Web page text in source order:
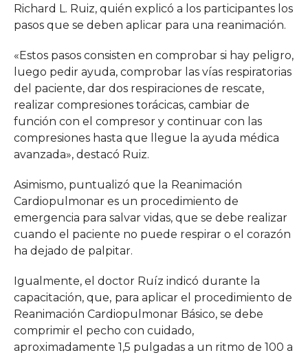
Richard L. Ruiz, quién explicó a los participantes los
pasos que se deben aplicar para una reanimación.
«Estos pasos consisten en comprobar si hay peligro,
luego pedir ayuda, comprobar las vías respiratorias
del paciente, dar dos respiraciones de rescate,
realizar compresiones torácicas, cambiar de
función con el compresor y continuar con las
compresiones hasta que llegue la ayuda médica
avanzada», destacó Ruiz.
Asimismo, puntualizó que la Reanimación
Cardiopulmonar es un procedimiento de
emergencia para salvar vidas, que se debe realizar
cuando el paciente no puede respirar o el corazón
ha dejado de palpitar.
Igualmente, el doctor Ruíz indicó durante la
capacitación, que, para aplicar el procedimiento de
Reanimación Cardiopulmonar Básico, se debe
comprimir el pecho con cuidado,
aproximadamente 1,5 pulgadas a un ritmo de 100 a